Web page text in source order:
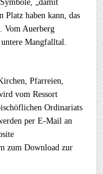
„damit
haben kann, das
Vom Auerberg
Mangfalltal.
Pfarreien,
vom Ressort
Ordinariats
per E-Mail an
zum Download zur